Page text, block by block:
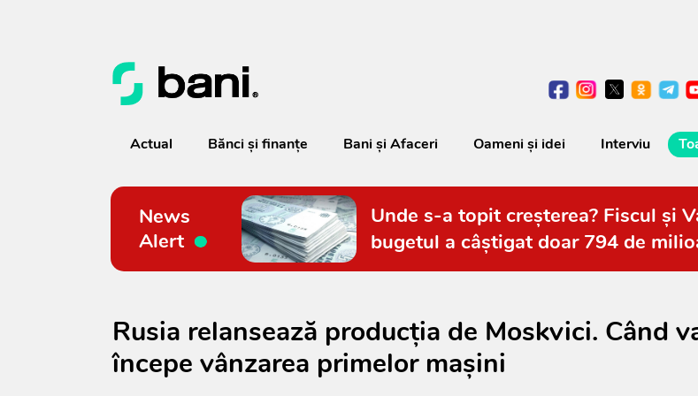
Actual Bănci şi finanţe Bani și Afaceri Oameni şi idei Interviu
News
Alert
Unde s-a topit creșterea? Fiscul și
bugetul a câștigat doar 794 de
Rusia relansează producția de Moskvici. Când
începe vânzarea primelor mașini